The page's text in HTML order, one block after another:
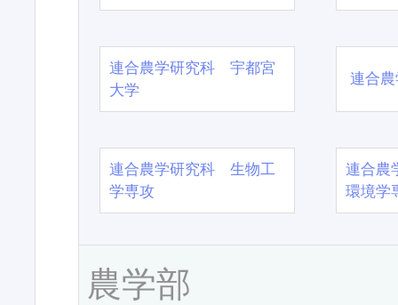
連合農学研究科 宇都宮
大学
連合
連合農学研究科 生物工
学専攻
連合農
環境学
農学部